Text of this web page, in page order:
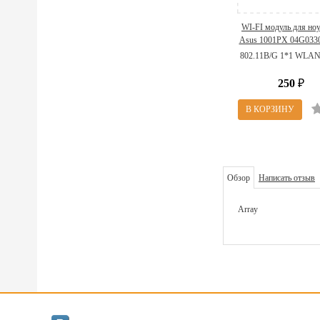
WI-FI модуль для
Asus 1001PX
(802.11B/G 1*1
802.11B/G 1*1
250 ₽
Обзор Написать отзыв
Array